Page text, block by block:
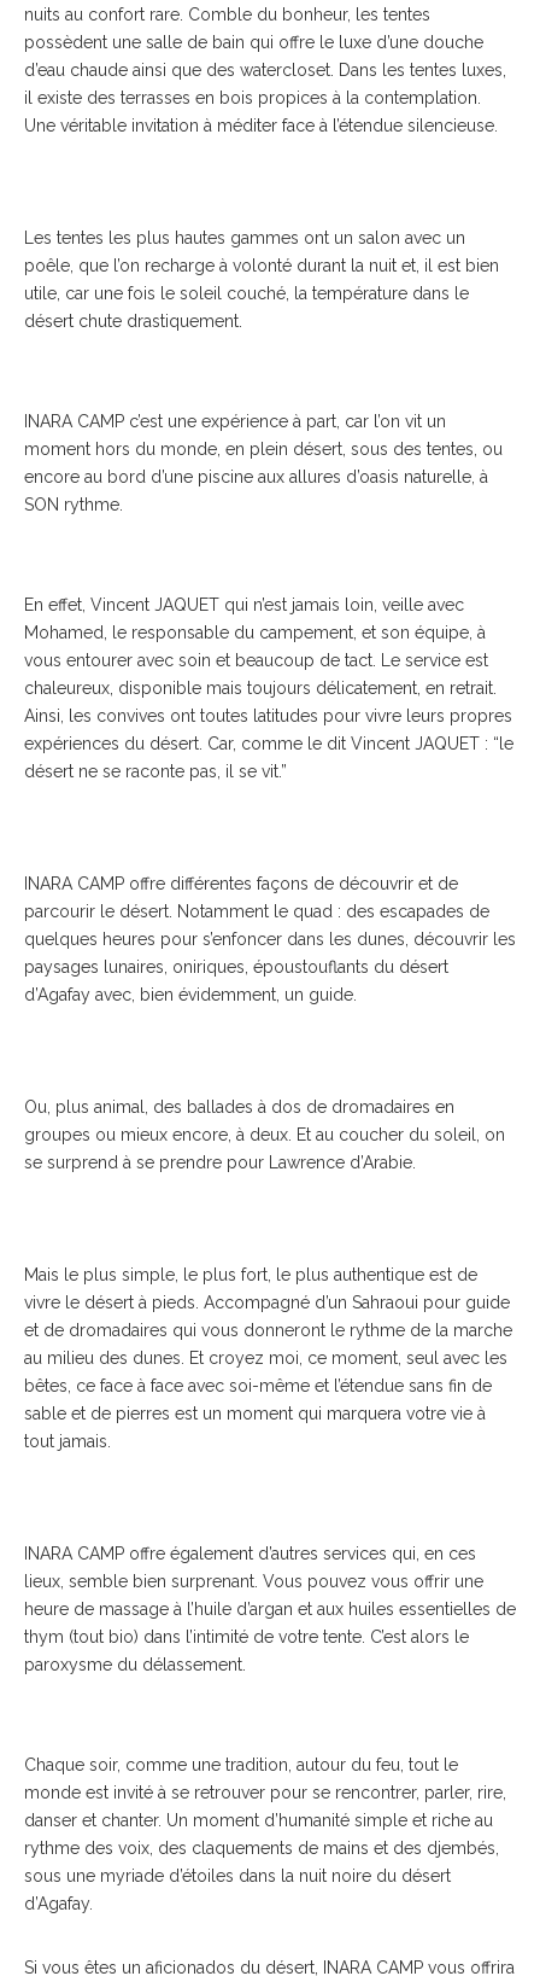
nuits au confort rare. Comble du bonheur, les tentes
possèdent une salle de bain qui offre le luxe d’une douche
d’eau chaude ainsi que des watercloset. Dans les tentes luxes,
il existe des terrasses en bois propices à la contemplation.
Une véritable invitation à méditer face à l’étendue silencieuse.
Les tentes les plus hautes gammes ont un salon avec un
poêle, que l’on recharge à volonté durant la nuit et, il est bien
utile, car une fois le soleil couché, la température dans le
désert chute drastiquement.
INARA CAMP c’est une expérience à part, car l’on vit un
moment hors du monde, en plein désert, sous des tentes, ou
encore au bord d’une piscine aux allures d’oasis naturelle, à
SON rythme.
En effet, Vincent JAQUET qui n’est jamais loin, veille avec
Mohamed, le responsable du campement, et son équipe, à
vous entourer avec soin et beaucoup de tact. Le service est
chaleureux, disponible mais toujours délicatement, en retrait.
Ainsi, les convives ont toutes latitudes pour vivre leurs propres
expériences du désert. Car, comme le dit Vincent JAQUET : “le
désert ne se raconte pas, il se vit.”
INARA CAMP offre différentes façons de découvrir et de
parcourir le désert. Notamment le quad : des escapades de
quelques heures pour s’enfoncer dans les dunes, découvrir les
paysages lunaires, oniriques, époustouflants du désert
d’Agafay avec, bien évidemment, un guide.
Ou, plus animal, des ballades à dos de dromadaires en
groupes ou mieux encore, à deux. Et au coucher du soleil, on
se surprend à se prendre pour Lawrence d’Arabie.
Mais le plus simple, le plus fort, le plus authentique est de
vivre le désert à pieds. Accompagné d’un Sahraoui pour guide
et de dromadaires qui vous donneront le rythme de la marche
au milieu des dunes. Et croyez moi, ce moment, seul avec les
bêtes, ce face à face avec soi-même et l’étendue sans fin de
sable et de pierres est un moment qui marquera votre vie à
tout jamais.
INARA CAMP offre également d’autres services qui, en ces
lieux, semble bien surprenant. Vous pouvez vous offrir une
heure de massage à l’huile d’argan et aux huiles essentielles de
thym (tout bio) dans l’intimité de votre tente. C’est alors le
paroxysme du délassement.
Chaque soir, comme une tradition, autour du feu, tout le
monde est invité à se retrouver pour se rencontrer, parler, rire,
danser et chanter. Un moment d’humanité simple et riche au
rythme des voix, des claquements de mains et des djembés,
sous une myriade d’étoiles dans la nuit noire du désert
d’Agafay.
Si vous êtes un aficionados du désert, INARA CAMP vous offrira